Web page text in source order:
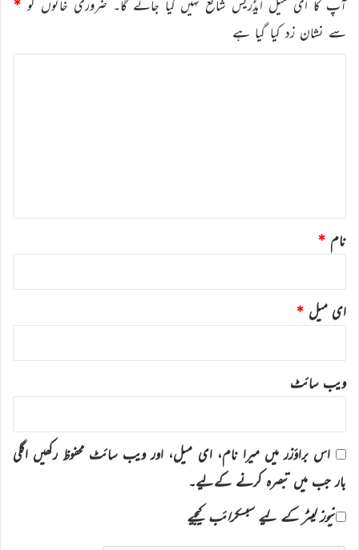
آپ کا ای میل ایڈریس شائع نہیں کیا جائے گا۔ ضروری خانوں کو *
سے نشان زد کیا گیا ہے
نام *
ای میل *
ویب‌ سائٹ
اس براؤزر میں میرا نام، ای میل، اور ویب سائٹ محفوظ رکھیں اگلی
بار جب میں تبصرہ کرنے کےلیے۔
نیوز لیٹر کے لیے سبسکرائب کیجیے